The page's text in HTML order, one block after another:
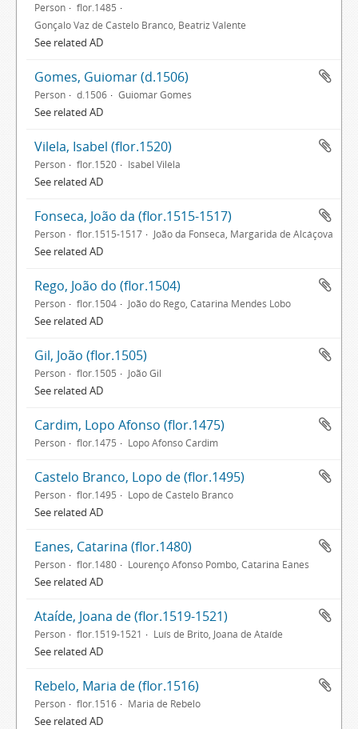
Person
flor.1485
Gonçalo Vaz de Castelo Branco, Beatriz Valente
See related AD
Gomes, Guiomar (d.1506)
Person d.1506 Guiomar Gomes
See related AD
Vilela, Isabel (flor.1520)
Person flor.1520 Isabel Vilela
See related AD
Fonseca, João da (flor.1515-1517)
Person flor.1515-1517 João da Fonseca, Margarida de Alcáçova
See related AD
Rego, João do (flor.1504)
Person flor.1504 João do Rego, Catarina Mendes Lobo
See related AD
Gil, João (flor.1505)
Person flor.1505 João Gil
See related AD
Cardim, Lopo Afonso (flor.1475)
Person flor.1475 Lopo Afonso Cardim
Castelo Branco, Lopo de (flor.1495)
Person flor.1495 Lopo de Castelo Branco
See related AD
Eanes, Catarina (flor.1480)
Person flor.1480 Lourenço Afonso Pombo, Catarina Eanes
See related AD
Ataíde, Joana de (flor.1519-1521)
Person flor.1519-1521 Luís de Brito, Joana de Ataíde
See related AD
Rebelo, Maria de (flor.1516)
Person flor.1516 Maria de Rebelo
See related AD